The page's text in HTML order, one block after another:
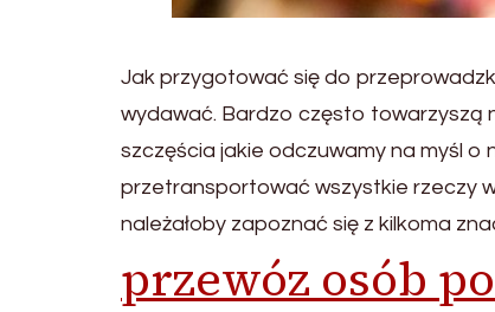
Jak przygotować się do
wydawać. Bardzo często towarzyszą
szczęścia jakie odczuwamy na myśl o
przetransportować wszystkie rzeczy
należałoby zapoznać się z kilkoma
przewóz osób